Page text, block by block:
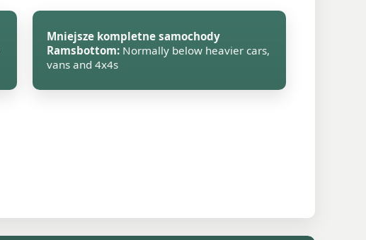
Mniejsze kompletne samochody
Ramsbottom: Normally below heavier cars,
vans and 4x4s